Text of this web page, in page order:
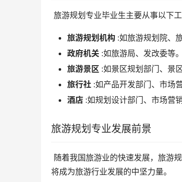
旅游规划专业毕业生主要从事以下工
旅游规划机构 :如旅游规划院、
政府机关 :如旅游局、发改委等。
旅游景区 :如景区规划部门、景
旅行社 :如产品开发部门、市场
酒店 :如规划设计部门、市场营
旅游规划专业发展前景
将成为旅游行业发展的中坚力量。